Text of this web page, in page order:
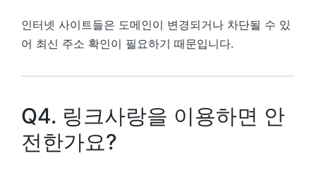
인터넷 사이트들은 도메인이 변경되거나 차단될 수 있
어 최신 주소 확인이 필요하기 때문입니다.
Q4. 링크사랑을 이용하면 안
전한가요?